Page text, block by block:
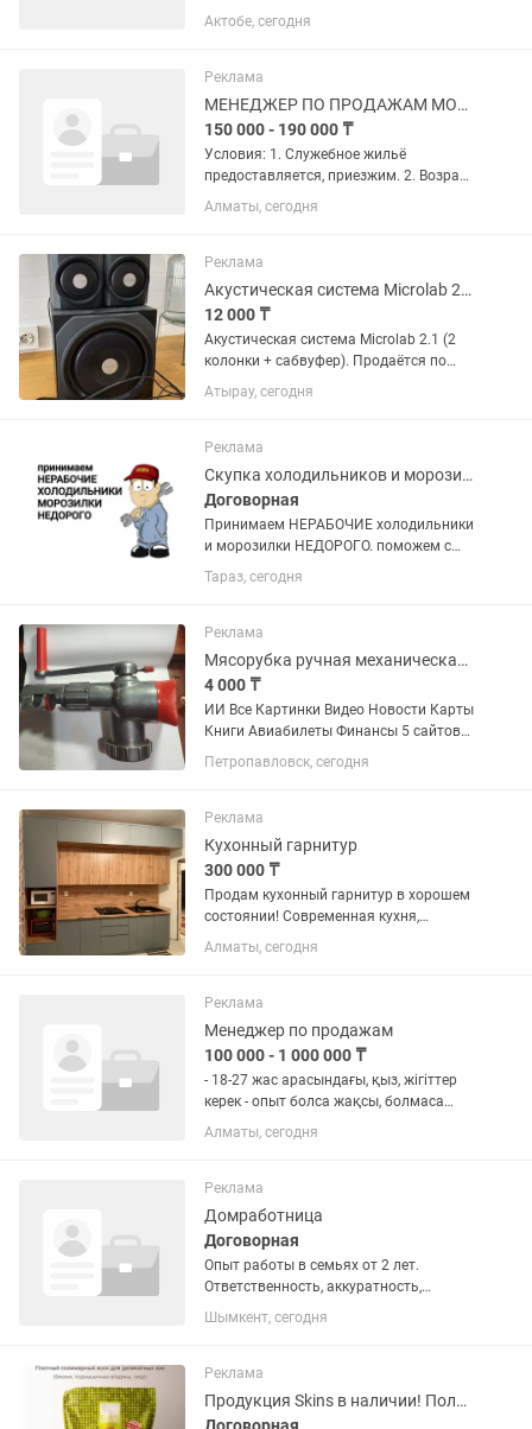
руководства коллективом, знание
техники (дорожная, спецтехника,
склад, коммуникабельность,...
Актобе, сегодня
Реклама
МЕНЕДЖЕР ПО ПРОДАЖАМ МОБИЛЬНОЙ ТЕХНИКИ
150 000 - 190 000 ₸
Условия: 1. Служебное жильё
предоставляется, приезжим. 2. Возраст
не имеет значения ( по студентам
набор закончен) 3. Одновременно
должность. 4. В наличии есть...
Алматы, сегодня
Реклама
Акустическая система Microlab 2.1, 2 колонки сабвуфер
12 000 ₸
Акустическая система Microlab 2.1 (2
колонки + сабвуфер). Продаётся по
очень низкой цене. Состояние
неизвестно — давно не
проводили. Возможно, потребуется...
Атырау, сегодня
Реклама
Скупка холодильников и морозилок
Договорная
Принимаем НЕРАБОЧИЕ холодильники
и морозилки НЕДОРОГО. поможем с
утилизацией и выноса с этажей старой
техники.
Тараз, сегодня
Реклама
Мясорубка ручная механическая МК (СССР / Гост), б/у
4 000 ₸
ИИ Все Картинки Видео Новости Карты
Книги Авиабилеты Финансы 5 сайтов
Вот готовая карточка товара для
продажи этой мясорубки на
Авито или Юлы), а также
обоснование...
Петропавловск, сегодня
Реклама
Кухонный гарнитур
300 000 ₸
Продам кухонный гарнитур в хорошем
состоянии! Современная кухня,
выполненная из качественных
материалов. Характеристики: Фасады
Алматы, сегодня
Реклама
Менеджер по продажам
100 000 - 1 000 000 ₸
- 18-27 жас арасындағы, қыз, жігіттер
керек - опыт болса жақсы, болмаса
үйретеміз - жауапкершілік пен тәртіп -
студентттерге , магистранттарга
Алматы, сегодня
Реклама
Домработница
Договорная
Опыт работы в семьях от 2 лет.
Ответственность, аккуратность,
честность и пунктуальность.
Поддержание идеальной чистоты во
сухая уборка. Стирка, глажка и уход
за...
Шымкент, сегодня
Реклама
Продукция Skins в наличии! Полимерный воск